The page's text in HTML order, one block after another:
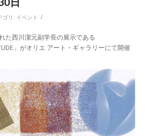
ゴリ: イベント /
た西川潔元副学長の展示である
」がオリエ アート・ギャラリーにて開催